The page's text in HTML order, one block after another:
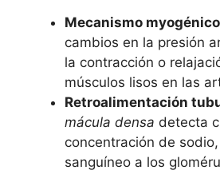
Mecanismo myogénico
cambios en la presión
la contracción o
músculos lisos en las
Retroalimentación
mácula densa detecta
concentración de
sanguíneo a los